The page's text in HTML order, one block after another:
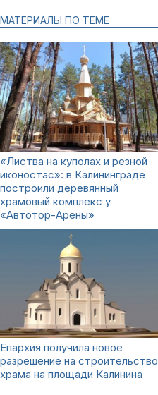
МАТЕРИАЛЫ ПО ТЕМЕ
«Листва на куполах и резной
иконостас»: в Калининграде
построили деревянный
храмовый комплекс у
«Автотор-Арены»
Епархия получила новое
разрешение на строительство
храма на площади Калинина